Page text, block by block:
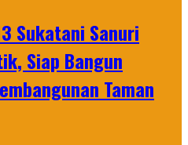
Sukatani Sanuri
Siap Bangun
Taman